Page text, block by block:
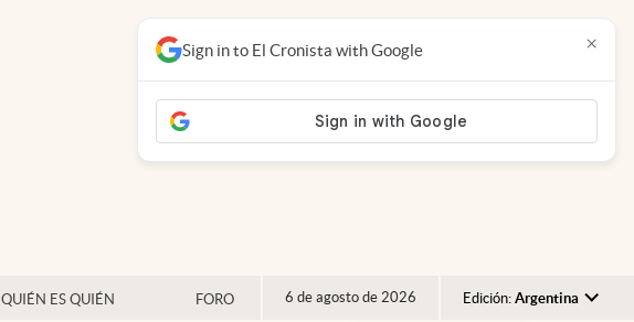
QUIÉN ES QUIÉN FORO 6 de agosto de 2026 Edición: Argentina
Sign in to El Cronista with Google ×